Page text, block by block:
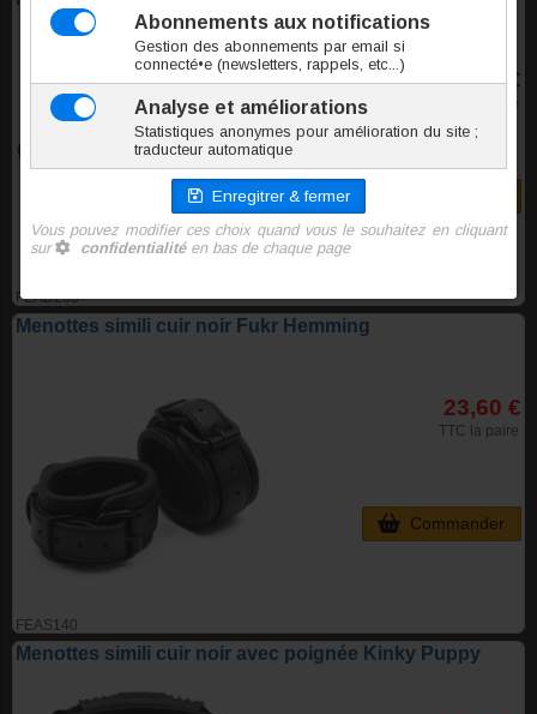
FEAD260
14,30 €
TTC la paire
Menottes simili cuir noir Fukr Hemming
FEAS140
23,60 €
TTC la paire
Commander
Menottes simili cuir noir avec poignée Kinky Puppy